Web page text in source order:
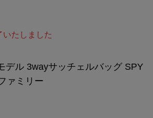
いたしました
デル 3wayサッチェルバッグ SPY
ァミリー